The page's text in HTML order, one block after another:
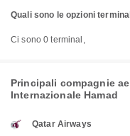
Quali sono le opzioni
Ci sono 0 terminal,
Principali compagnie
Internazionale Hamad
Qatar Airways